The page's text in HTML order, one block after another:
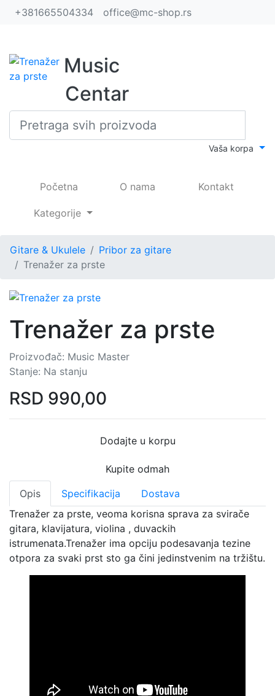
+381665504334 office@mc-shop.rs
Music
Centar
Vaša korpa
Početna O nama Kontakt
Kategorije
Gitare & Ukulele
Pribor za gitare
Trenažer za prste
Trenažer za prste
Proizvođač: Music Master
Stanje: Na stanju
RSD 990,00
Dodajte u korpu
Kupite odmah
Opis
Specifikacija
Dostava
Trenažer za prste, veoma korisna sprava za svirače
gitara, klavijatura, violina , duvackih
istrumenata.Trenažer ima opciju podesavanja tezine
otpora za svaki prst sto ga čini jedinstvenim na tržištu.